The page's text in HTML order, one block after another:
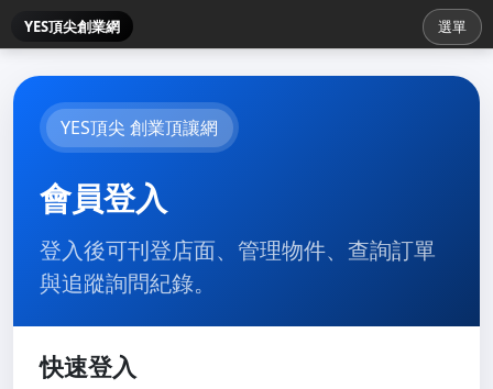
YES頂尖創業網 選單
YES頂尖 創業頂讓網
會員登入
登入後可刊登店面、管理物件、查詢訂單
與追蹤詢問紀錄。
快速登入